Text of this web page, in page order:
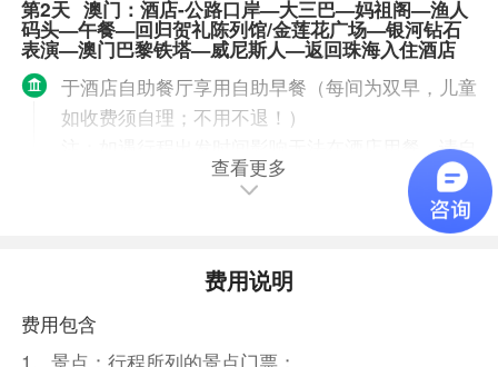
第2天 澳门：酒店-公路口岸—大三巴—妈祖阁—渔人
码头—午餐—回归贺礼陈列馆/金莲花广场—银河钻石
表演—澳门巴黎铁塔—威尼斯人—返回珠海入住酒店
于酒店自助餐厅享用自助早餐（每间为双早，儿童
如收费须自理；不用不退！）
注：如遇行程出发时间影响无法在酒店用餐，请自
备早餐，导游现退早餐费15元/成人。
经过珠海口岸抵达东方蒙地卡罗——澳门（受签注
影响，领队不入澳，过关后澳门导游接团）。
澳门出发大厅集合到达口岸后由导游带领前往澳
门，乘坐澳门旅游大巴开始游览景点。
大三巴牌坊是澳门旅游打卡必经地之一。
妈祖庙又名妈祖阁，俗称天后宫，是世界文化遗
查看更多
费用说明
费用包含
1、景点：行程所列的景点门票；